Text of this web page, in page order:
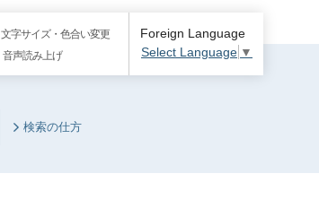
文字サイズ・色合い変更
音声読み上げ
Foreign Language
Select Language ▼
検索の仕方